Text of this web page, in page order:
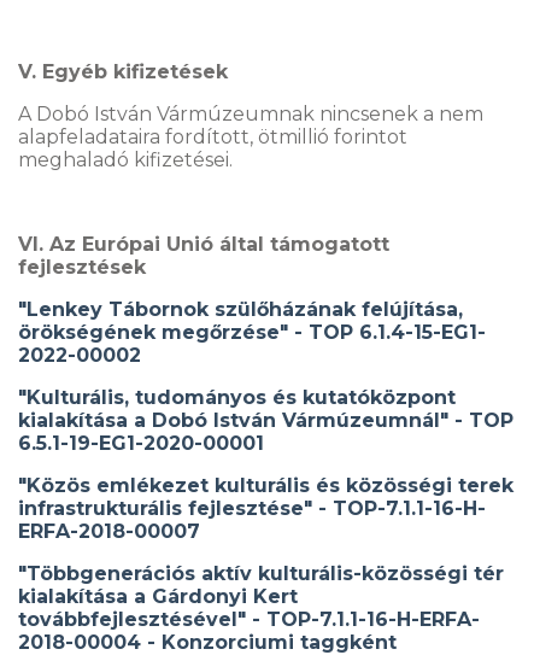
V. Egyéb kifizetések
A Dobó István Vármúzeumnak nincsenek a nem
alapfeladataira fordított, ötmillió forintot
meghaladó kifizetései.
VI. Az Európai Unió által támogatott
fejlesztések
"Lenkey Tábornok szülőházának felújítása,
örökségének megőrzése" - TOP 6.1.4-15-EG1-
2022-00002
"Kulturális, tudományos és kutatóközpont
kialakítása a Dobó István Vármúzeumnál" - TOP
6.5.1-19-EG1-2020-00001
"Közös emlékezet kulturális és közösségi terek
infrastrukturális fejlesztése" - TOP-7.1.1-16-H-
ERFA-2018-00007
"Többgenerációs aktív kulturális-közösségi tér
kialakítása a Gárdonyi Kert
továbbfejlesztésével" - TOP-7.1.1-16-H-ERFA-
2018-00004 - Konzorciumi taggként